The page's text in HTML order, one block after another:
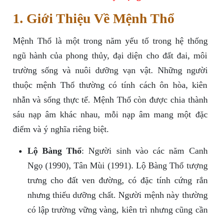
1. Giới Thiệu Về Mệnh Thổ
Mệnh Thổ là một trong năm yếu tố trong hệ thống
ngũ hành của phong thủy, đại diện cho đất đai, môi
trường sống và nuôi dưỡng vạn vật. Những người
thuộc mệnh Thổ thường có tính cách ôn hòa, kiên
nhẫn và sống thực tế. Mệnh Thổ còn được chia thành
sáu nạp âm khác nhau, mỗi nạp âm mang một đặc
điểm và ý nghĩa riêng biệt.
Lộ Bàng Thổ: Người sinh vào các năm Canh
Ngọ (1990), Tân Mùi (1991). Lộ Bàng Thổ tượng
trưng cho đất ven đường, có đặc tính cứng rắn
nhưng thiếu dưỡng chất. Người mệnh này thường
có lập trường vững vàng, kiên trì nhưng cũng cần